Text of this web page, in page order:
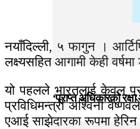
‘प्राप्त अधिकारको
नयाँदिल्ली, ५ फागुन ।
लक्ष्यसहित आगामी केही
यो पहलले भारतलाई केवल
प्रविधिमन्त्री अश्विनी
एआई साझेदारका रूपमा